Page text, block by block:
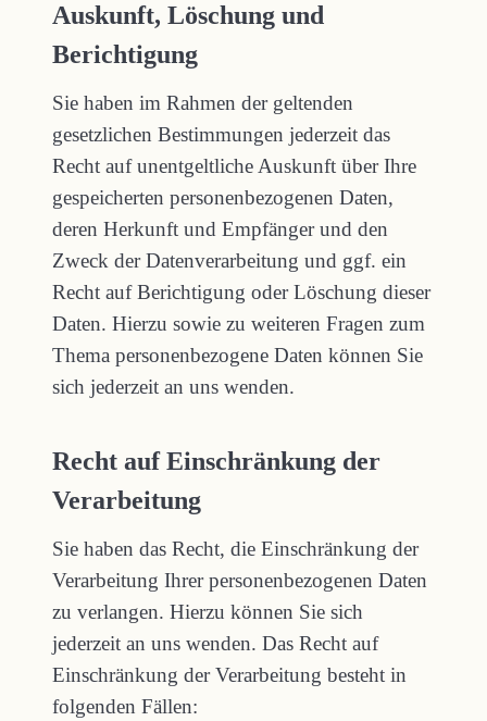
Auskunft, Löschung und
Berichtigung
Sie haben im Rahmen der geltenden
gesetzlichen Bestimmungen jederzeit das
Recht auf unentgeltliche Auskunft über Ihre
gespeicherten personenbezogenen Daten,
deren Herkunft und Empfänger und den
Zweck der Datenverarbeitung und ggf. ein
Recht auf Berichtigung oder Löschung dieser
Daten. Hierzu sowie zu weiteren Fragen zum
Thema personenbezogene Daten können Sie
sich jederzeit an uns wenden.
Recht auf Einschränkung der
Verarbeitung
Sie haben das Recht, die Einschränkung der
Verarbeitung Ihrer personenbezogenen Daten
zu verlangen. Hierzu können Sie sich
jederzeit an uns wenden. Das Recht auf
Einschränkung der Verarbeitung besteht in
folgenden Fällen: